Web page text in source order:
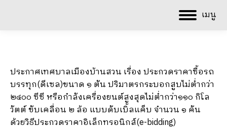
เมนู
ประกาศเทศบาลเมืองบ้านสวน เรื่อง ประกวดราคาซื้อรถ
บรรทุก(ดีเซล)ขนาด ๑ ตัน ปริมาตรกระบอกสูบไม่ต่ำกว่า
๒๔๐๐ ซีซี หรือกำลังเครื่องยนต์สูงสุดไม่ต่ำกว่า๑๑๐ กิโล
วัตต์ ขับเคลื่อน ๒ ล้อ แบบดับเบิ้ลแค็บ จำนวน ๑ คัน
ด้วยวิธีประกวดราคาอิเล็กทรอนิกส์(e-bidding)